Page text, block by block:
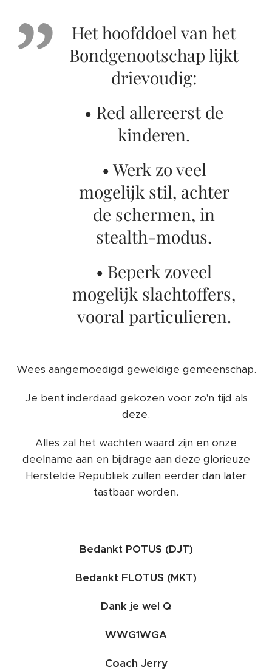
Het hoofddoel van het
Bondgenootschap lijkt
drievoudig:
• Red allereerst de
kinderen.
• Werk zo veel
mogelijk stil, achter
de schermen, in
stealth-modus.
• Beperk zoveel
mogelijk slachtoffers,
vooral particulieren.
Wees aangemoedigd geweldige gemeenschap.
Je bent inderdaad gekozen voor zo'n tijd als
deze.
Alles zal het wachten waard zijn en onze
deelname aan en bijdrage aan deze glorieuze
Herstelde Republiek zullen eerder dan later
tastbaar worden.
Bedankt POTUS (DJT)
Bedankt FLOTUS (MKT)
Dank je wel Q
WWG1WGA
Coach Jerry